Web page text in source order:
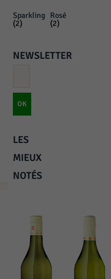
Sparkling
(2)
Rosé
(2)
NEWSLETTER
OK
LES
MIEUX
NOTÉS